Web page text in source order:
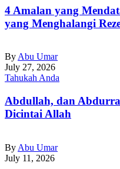
4 Amalan yang
yang Menghalangi
By Abu Umar
July 27, 2026
Tahukah Anda
Abdullah, dan
Dicintai Allah
By Abu Umar
July 11, 2026